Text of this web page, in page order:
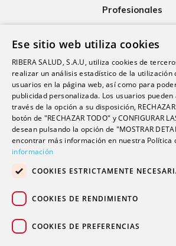
Profesionales
Investigación
Formación
Escuela universitaria
Trabaja con nosotros
Contacto
Podcast
Ese sitio web utiliza cookies
RIBERA SALUD, S.A.U, utiliza cookies de
realizar un análisis estadístico de la utilización
usuarios en la página web, así como para
publicidad personalizada. Los usuarios
través de la opción a su disposición,
botón de "RECHAZAR TODO" y CONFIGURAR
desean pulsando la opción de "MOSTRAR
encontrar más información en nuestra Política
información
COOKIES ESTRICTAMENTE
COOKIES DE RENDIMIENTO
COOKIES DE PREFERENCIAS